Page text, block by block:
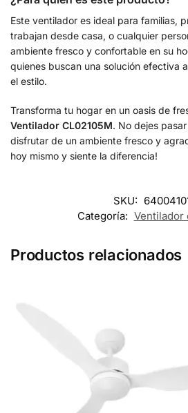
Este ventilador es ideal para familias,
trabajan desde casa, o cualquier
ambiente fresco y confortable en su
quienes buscan una solución efectiva
el estilo.
Transforma tu hogar en un oasis de
Ventilador CL02105M. No dejes
disfrutar de un ambiente fresco y
hoy mismo y siente la diferencia!
SKU:
Categoría: Ventilador
Productos relacionados